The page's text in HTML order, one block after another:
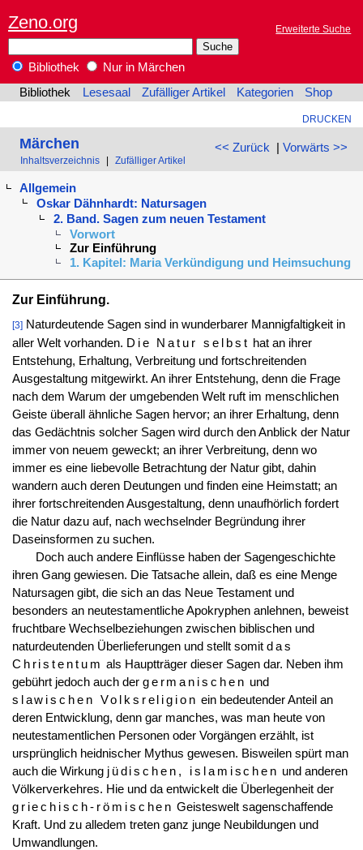
Zeno.org Erweiterte Suche
Bibliothek
Nur in Märchen
Bibliothek
Lesesaal Zufälliger Artikel Kategorien Shop
DRUCKEN
<< Zurück | Vorwärts >>
Märchen
Inhaltsverzeichnis Zufälliger Artikel
Allgemein
Oskar Dähnhardt: Natursagen
2. Band. Sagen zum neuen Testament
Vorwort
Zur Einführung
1. Kapitel: Maria Verkündigung und Heimsuchung
Zur Einführung.
[3]Naturdeutende Sagen sind in wunderbarer Mannigfaltigkeit in
aller Welt vorhanden. Die Natur selbst hat an ihrer
Entstehung, Erhaltung, Verbreitung und fortschreitenden
Ausgestaltung mitgewirkt. An ihrer Entstehung, denn die Frage
nach dem Warum der umgebenden Welt ruft im menschlichen
Geiste überall ähnliche Sagen hervor; an ihrer Erhaltung, denn
das Gedächtnis solcher Sagen wird durch den Anblick der Natur
immer von neuem geweckt; an ihrer Verbreitung, denn wo
immer es eine liebevolle Betrachtung der Natur gibt, dahin
wandern auch deren Deutungen und finden eine Heimstatt; an
ihrer fortschreitenden Ausgestaltung, denn unaufhörlich fordert
die Natur dazu auf, nach wechselnder Begründung ihrer
Daseinsformen zu suchen.
Doch auch andere Einflüsse haben der Sagengeschichte
ihren Gang gewiesen. Die Tatsache allein, daß es eine Menge
Natursagen gibt, die sich an das Neue Testament und
besonders an neutestamentliche Apokryphen anlehnen, beweist
fruchtbare Wechselbeziehungen zwischen biblischen und
naturdeutenden Überlieferungen und stellt somit das
Christentum als Hauptträger dieser Sagen dar. Neben ihm
gebührt jedoch auch der germanischen und
slawischen Volksreligion ein bedeutender Anteil an
deren Entwicklung, denn gar manches, was man heute von
neutestamentlichen Personen oder Vorgängen erzählt, ist
ursprünglich heidnischer Mythus gewesen. Bisweilen spürt man
auch die Wirkung jüdischen, islamischen und anderen
Völkerverkehres. Hie und da entwickelt die Überlegenheit der
griechisch-römischen Geisteswelt sagenschaffende
Kraft. Und zu alledem treten ganz junge Neubildungen und
Umwandlungen.